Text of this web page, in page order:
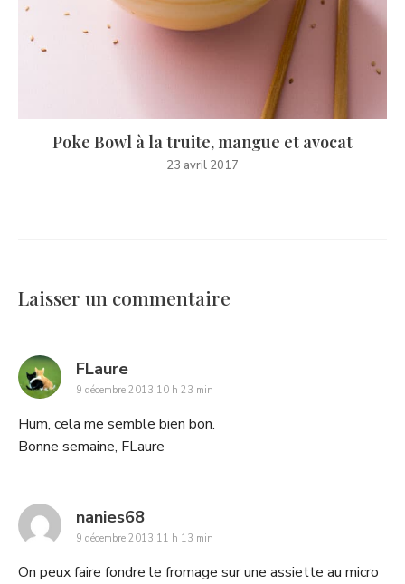
Poke Bowl à la truite, mangue et avocat
23 avril 2017
Laisser un commentaire
FLauresays:
9 décembre 2013 10 h 23 min
Hum, cela me semble bien bon.
Bonne semaine, FLaure
nanies68says:
9 décembre 2013 11 h 13 min
On peux faire fondre le fromage sur une assiette au micro